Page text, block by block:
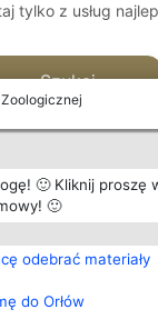
🙂 Kliknij proszę
🙂
odebrać materiały
do Orłów
tylko z usług
Szukaj
Plebiscyt
Laureaci
wszystkich
Laureatów